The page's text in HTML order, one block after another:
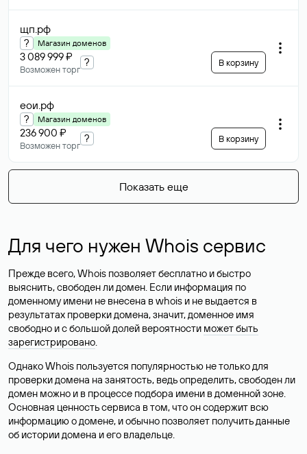
щп.рф
? Магазин доменов
3 089 999 ₽
Возможен торг
? В корзину
еои.рф
? Магазин доменов
236 900 ₽
Возможен торг
? В корзину
Показать еще
Для чего нужен Whois сервис
Прежде всего, Whois позволяет бесплатно и быстро
выяснить, свободен ли домен. Если информация по
доменному имени не внесена в whois и не выдается в
результатах проверки домена, значит, доменное имя
свободно и с большой долей вероятности может быть
зарегистрировано.
Однако Whois пользуется популярностью не только для
проверки домена на занятость, ведь определить, свободен ли
домен можно и в процессе подбора имени в доменной зоне.
Основная ценность сервиса в том, что он содержит всю
информацию о домене, и обычно позволяет получить данные
об истории домена и его владельце.